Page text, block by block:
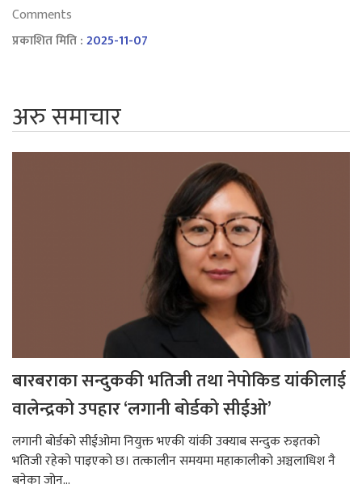
Comments
प्रकाशित मिति :2025-11-07
अरु समाचार
बारबराका सन्दुककी भतिजी तथा नेपोकिड यांकीलाई
वालेन्द्रको उपहार ‘लगानी बोर्डको सीईओ’
लगानी बोर्डको सीईओमा नियुक्त भएकी यांकी उक्याब सन्दुक रुइतको
भतिजी रहेको पाइएको छ। तत्कालीन समयमा महाकालीको अञ्चलाधिश नै
बनेका जोन...